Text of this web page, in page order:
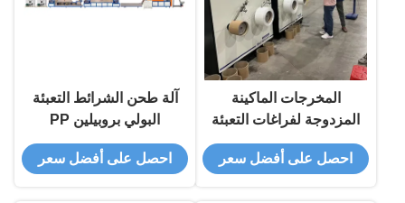
المخرجات الماكينة
المزدوجة لفراغات التعبئة
PP لإنتاج مصانع الصناعة
احصل على أفضل سعر
آلة طحن الشرائط التعبئة
البولي بروبيلين PP
الكامل الآلي مع
38CrMoAlA مواد
احصل على أفضل سعر